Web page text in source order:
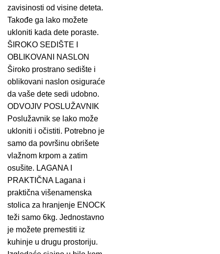
zavisinosti od visine deteta.
Takođe ga lako možete
ukloniti kada dete poraste.
ŠIROKO SEDIŠTE I
OBLIKOVANI NASLON
Široko prostrano sedište i
oblikovani naslon osiguraće
da vaše dete sedi udobno.
ODVOJIV POSLUŽAVNIK
Poslužavnik se lako može
ukloniti i očistiti. Potrebno je
samo da površinu obrišete
vlažnom krpom a zatim
osušite. LAGANA I
PRAKTIČNA Lagana i
praktična višenamenska
stolica za hranjenje ENOCK
teži samo 6kg. Jednostavno
je možete premestiti iz
kuhinje u drugu prostoriju.